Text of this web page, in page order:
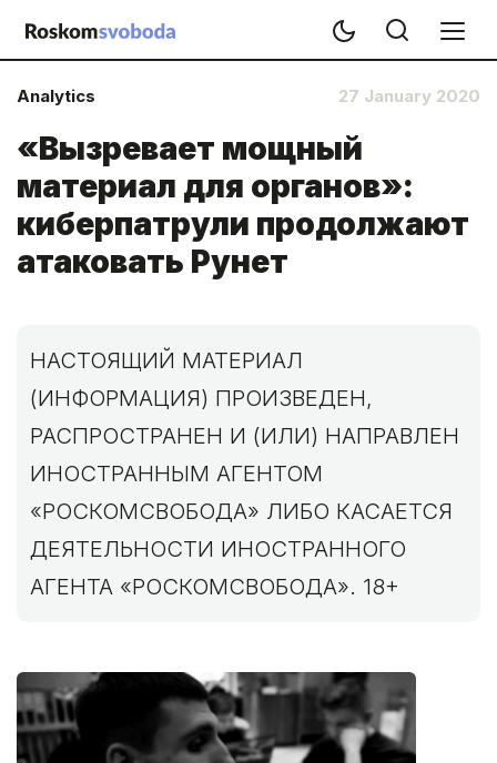
Analytics 27 January 2020
«Вызревает мощный
материал для органов»:
киберпатрули продолжают
атаковать Рунет
НАСТОЯЩИЙ МАТЕРИАЛ
(ИНФОРМАЦИЯ) ПРОИЗВЕДЕН,
РАСПРОСТРАНЕН И (ИЛИ) НАПРАВЛЕН
ИНОСТРАННЫМ АГЕНТОМ
«РОСКОМСВОБОДА» ЛИБО КАСАЕТСЯ
ДЕЯТЕЛЬНОСТИ ИНОСТРАННОГО
АГЕНТА «РОСКОМСВОБОДА». 18+